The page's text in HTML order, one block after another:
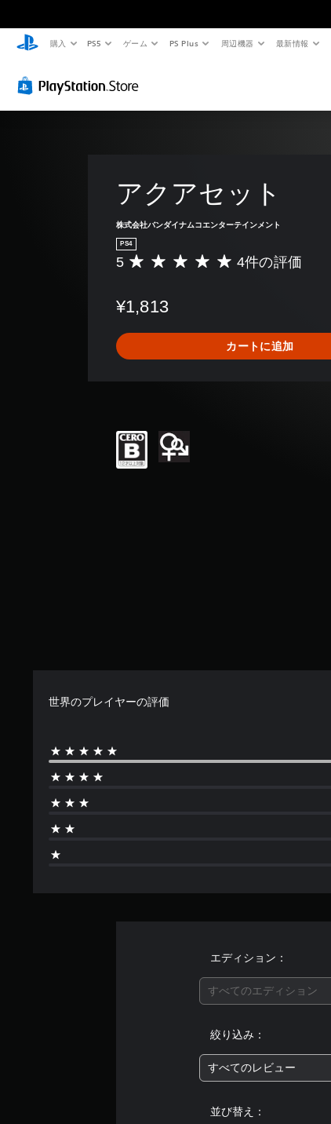
購入 PS5 ゲーム PS Plus 周辺機器 最新情報
アクアセット
株式会社バンダイナムコエンターテインメント
PS4
評
は
、
平
評
段
階
中
5 4件の評価
¥1,813
カートに追加
世界のプレイヤーの評価
エディション：
すべてのエディション
絞り込み：
すべてのレビュー
並び替え：